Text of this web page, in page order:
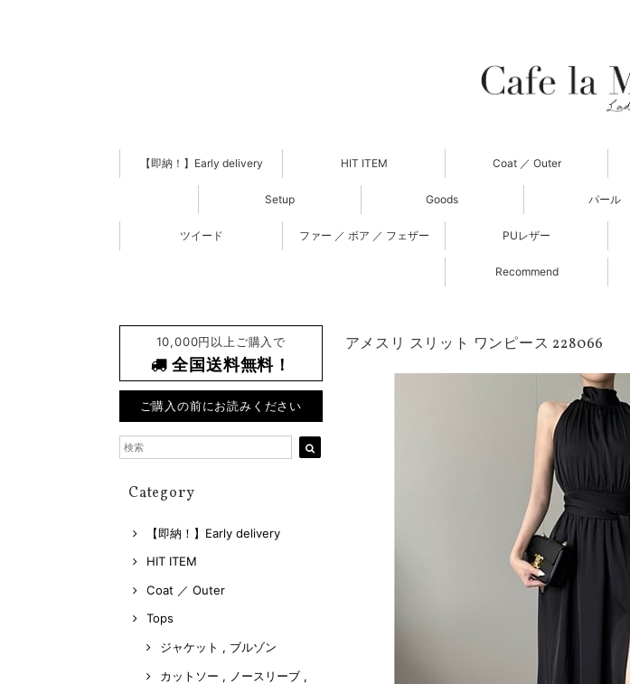
【即納！】Early delivery HIT ITEM Coat ／ Outer
Setup Goods パール
ツイード ファー ／ ボア ／ フェザー PUレザー
Recommend
10,000円以上ご購入で
全国送料無料！
ご購入の前にお読みください
Category
【即納！】Early delivery
HIT ITEM
Coat ／ Outer
Tops
ジャケット , ブルゾン
カットソー , ノースリーブ ,
アメスリ スリット ワンピース 228066